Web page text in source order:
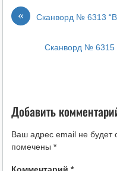
« Сканворд № 6313
Сканворд № 6315
Добавить
Ваш адрес email не будет
помечены *